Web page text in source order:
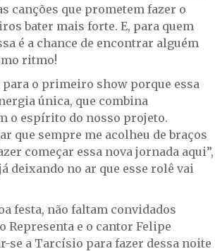
canções que prometem fazer o
bater mais forte. E, para quem
é a chance de encontrar alguém
ritmo!
para o primeiro show porque essa
única, que combina
o espírito do nosso projeto.
que sempre me acolheu de braços
começar essa nova jornada aqui”,
deixando no ar que esse rolê vai
festa, não faltam convidados
Representa e o cantor Felipe
se a Tarcísio para fazer dessa noite